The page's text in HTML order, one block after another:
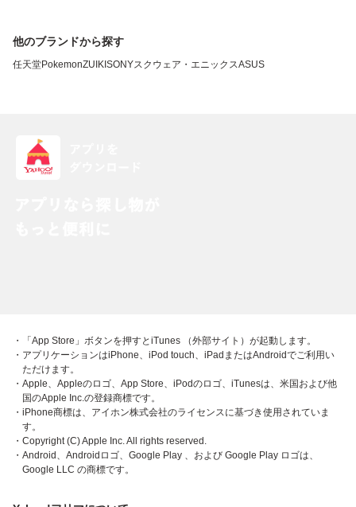
他のブランドから探す
任天堂PokemonZUIKI SONYスクウェア・エニックスASUS
・「App Store」ボタンを押すとiTunes （外部サイト）が起動します。
・アプリケーションはiPhone、iPod touch、iPadまたはAndroidでご利用い
ただけます。
・Apple、Appleのロゴ、App Store、iPodのロゴ、iTunesは、米国および他
国のApple Inc.の登録商標です。
・iPhone商標は、アイホン株式会社のライセンスに基づき使用されていま
す。
・Copyright (C) Apple Inc. All rights reserved.
・Android、Androidロゴ、Google Play 、および Google Play ロゴは、
Google LLC の商標です。